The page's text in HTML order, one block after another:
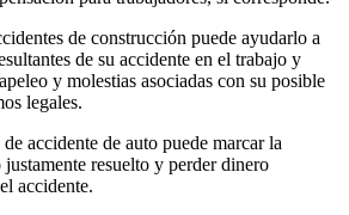
de construcción puede ayudarlo a
de su accidente en el trabajo y
y molestias asociadas con su posible
legales.
accidente de auto puede marcar la
resuelto y perder dinero
accidente.